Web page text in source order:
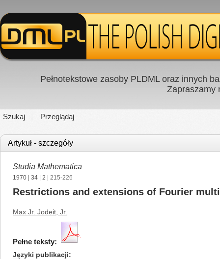
Pełnotekstowe zasoby PLDML oraz innych
Zapraszamy
Szukaj Przeglądaj
Artykuł - szczegóły
Studia Mathematica
1970 34 2 | 215-226
Restrictions and extensions of Fourier
Max Jr. Jodeit, Jr.
Pełne teksty:
Języki publikacji